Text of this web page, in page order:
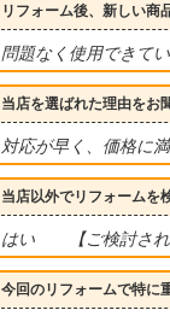
リフォーム後、新しい商
問題なく使用できてい
当店を選ばれた理由をお
対応が早く、価格に満
当店以外でリフォームを
はい 【ご検討さ
今回のリフォームで特に